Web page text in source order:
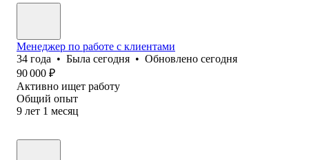
Менеджер по работе с клиентами
34 года • Была сегодня • Обновлено сегодня
90 000 ₽
Активно ищет работу
Общий опыт
9 лет 1 месяц